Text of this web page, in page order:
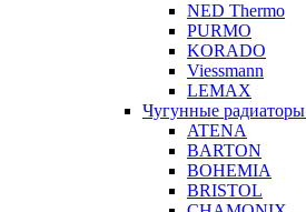
NED Thermo
PURMO
KORADO
Viessmann
LEMAX
Чугунные радиаторы
ATENA
BARTON
BOHEMIA
BRISTOL